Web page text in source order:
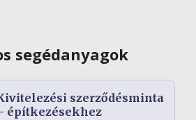
segédanyagok
szerződésminta
építkezésekhez